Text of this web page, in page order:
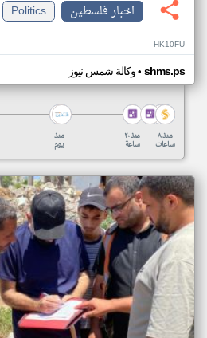
اخبار فلسطين
Politics
HK10FU
وكالة شمس نيوز• shms.ps
منذ
يوم
منذ ٢٠
ساعة
منذ ٨
ساعات